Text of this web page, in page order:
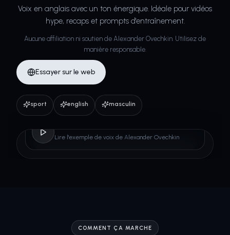
Voix en anglais avec un ton énergique. Idéale pour vidéos
hype, recaps et prompts d'entraînement.
Aucune affiliation ni soutien de Alexander Ovechkin. Utilisez de
manière responsable.
Essayer sur le web
sport english masculin
Lire l'exemple de voix de Alexander Ovechkin
COMMENT ÇA MARCHE